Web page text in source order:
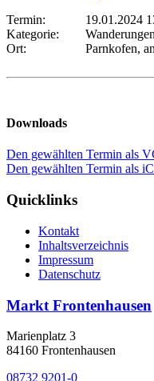
Termin:
19.01.2024
Kategorie:
Wanderungen
Ort:
Parnkofen,
Downloads
Den gewählten Termin als
Den gewählten Termin als
Quicklinks
Kontakt
Inhaltsverzeichnis
Impressum
Datenschutz
Markt Frontenhausen
Marienplatz 3
84160 Frontenhausen
08732 9201-0